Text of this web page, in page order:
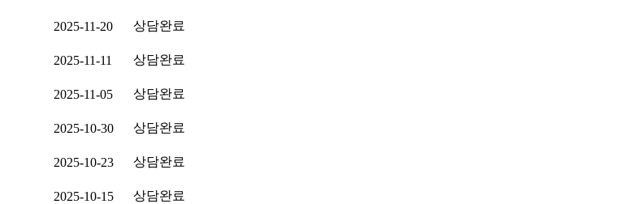
2025-11-20 상담완료
2025-11-11 상담완료
2025-11-05 상담완료
2025-10-30 상담완료
2025-10-23 상담완료
2025-10-15 상담완료